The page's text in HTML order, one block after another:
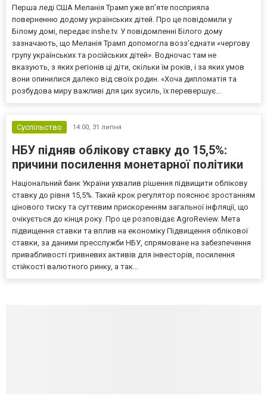
Перша леді США Меланія Трамп уже впʼяте посприяла
поверненню додому українських дітей. Про це повідомили у
Білому домі, передає inshe.tv. У повідомленні Білого дому
зазначають, що Меланія Трамп допомогла возз’єднати «чергову
групу українських та російських дітей». Водночас там не
вказують, з яких регіонів ці діти, скільки їм років, і за яких умов
вони опинилися далеко від своїх родин. «Хоча дипломатія та
розбудова миру важливі для цих зусиль, їх перевершує...
Суспільство 14:00, 31 липня
НБУ підняв облікову ставку до 15,5%:
причини посилення монетарної політики
Національний банк України ухвалив рішення підвищити облікову
ставку до рівня 15,5%. Такий крок регулятор пояснює зростанням
цінового тиску та суттєвим прискоренням загальної інфляції, що
очікується до кінця року. Про це розповідає AgroReview. Мета
підвищення ставки та вплив на економіку Підвищення облікової
ставки, за даними пресслужби НБУ, спрямоване на забезпечення
привабливості гривневих активів для інвесторів, посилення
стійкості валютного ринку, а так...